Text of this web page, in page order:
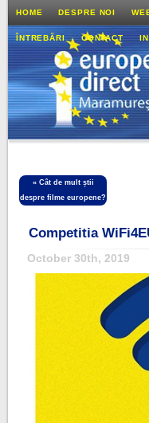
HOME DESPRE NOI
ÎNTREBĂRI CONTACT
« Cât de mult știi
despre filme europene?
Competitia
October 30th, 2019